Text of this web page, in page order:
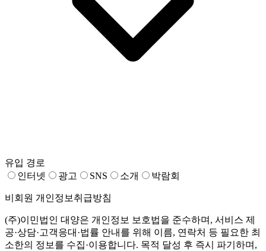
유입 경로
인터넷
광고 SNS 소개 박람회
비회원 개인정보취급방침
(주)이민법인 대양은 개인정보 보호법을 준수하며, 서비스 제
공·상담·고객응대·법률 안내를 위해 이름, 연락처 등 필요한 최
소한의 정보를 수집·이용합니다. 목적 달성 후 즉시 파기하며,